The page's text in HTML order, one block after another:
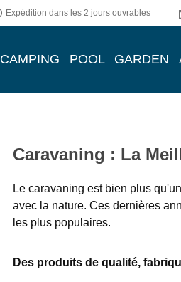
Expédition dans les 2 jours ouvrables
CAMPING POOL GARDEN
Caravaning : La
Le caravaning est bien plus
avec la nature. Ces dernières
les plus populaires.
Des produits de qualité,